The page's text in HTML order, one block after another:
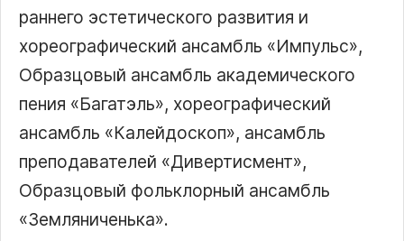
раннего эстетического развития и
хореографический ансамбль
Импульс ,
Образцовый ансамбль академического
пения «Багатэль», хореографический
ансамбль «Калейдоскоп», ансамбль
преподавателей «Дивертисмент»,
Образцовый фольклорный ансамбль
«Земляниченька».